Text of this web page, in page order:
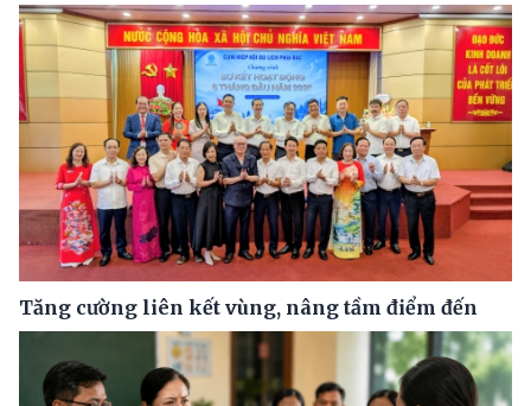
Tăng cường liên kết vùng, nâng tầm điểm đến